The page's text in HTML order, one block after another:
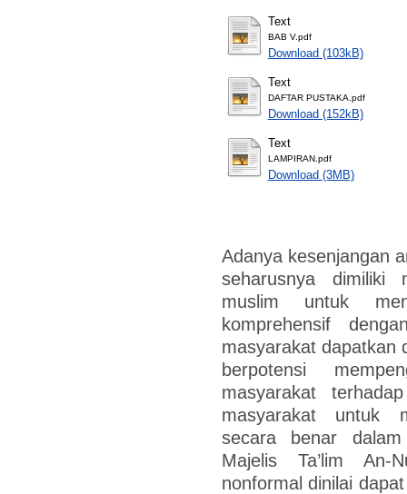
Text
BAB V.pdf
Download (103kB)
Text
DAFTAR PUSTAKA.pdf
Download (152kB)
Text
LAMPIRAN.pdf
Download (3MB)
Adanya kesenjangan
seharusnya dimiliki
muslim untuk
komprehensif
masyarakat dapatkan
berpotensi
masyarakat
masyarakat untuk
secara benar
Majelis Ta’lim An-
nonformal dinilai